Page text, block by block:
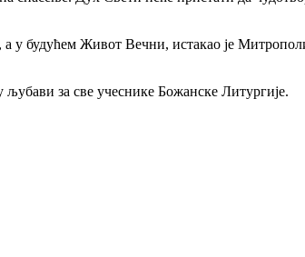
у будућем Живот Вечни, истакао је
љубави за све учеснике Божанске Литургије.